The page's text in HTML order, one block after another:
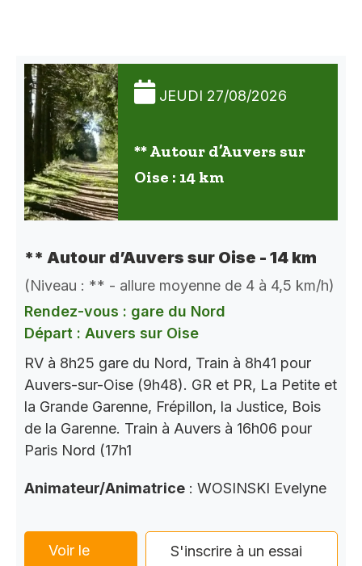
JEUDI 27/08/2026
** Autour d’Auvers sur
Oise : 14 km
** Autour d’Auvers sur Oise - 14 km
(Niveau : ** - allure moyenne de 4 à 4,5 km/h)
Rendez-vous : gare du Nord
Départ : Auvers sur Oise
RV à 8h25 gare du Nord, Train à 8h41 pour
Auvers-sur-Oise (9h48). GR et PR, La Petite et
la Grande Garenne, Frépillon, la Justice, Bois
de la Garenne. Train à Auvers à 16h06 pour
Paris Nord (17h1
Animateur/Animatrice : WOSINSKI Evelyne
Voir le
S'inscrire à un essai